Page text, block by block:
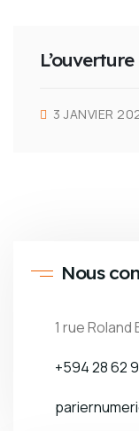
3 JANVIER
Nous
1 rue
+594 28 62